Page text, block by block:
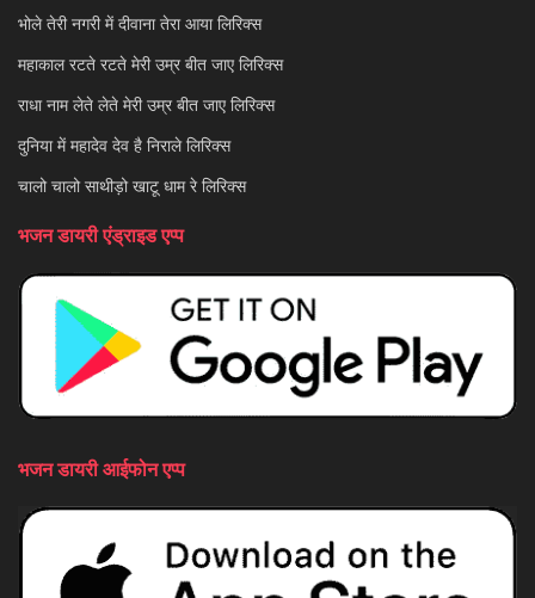
भोले तेरी नगरी में दीवाना तेरा आया लिरिक्स
महाकाल रटते रटते मेरी उम्र बीत जाए लिरिक्स
राधा नाम लेते लेते मेरी उम्र बीत जाए लिरिक्स
दुनिया में महादेव देव है निराले लिरिक्स
चालो चालो साथीड़ो खाटू धाम रे लिरिक्स
भजन डायरी एंड्राइड एप्प
भजन डायरी आईफोन एप्प